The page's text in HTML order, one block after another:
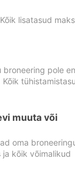
lisatasud
broneering pole
muuta või
oma
kõik võimalikud